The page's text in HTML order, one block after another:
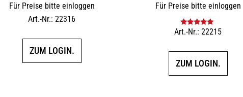
Für Preise bitte einloggen
Art.-Nr.: 22316
ZUM LOGIN.
Für Preise bitte einloggen
Bewertet mit
Art.-Nr.: 22215
ZUM LOGIN.